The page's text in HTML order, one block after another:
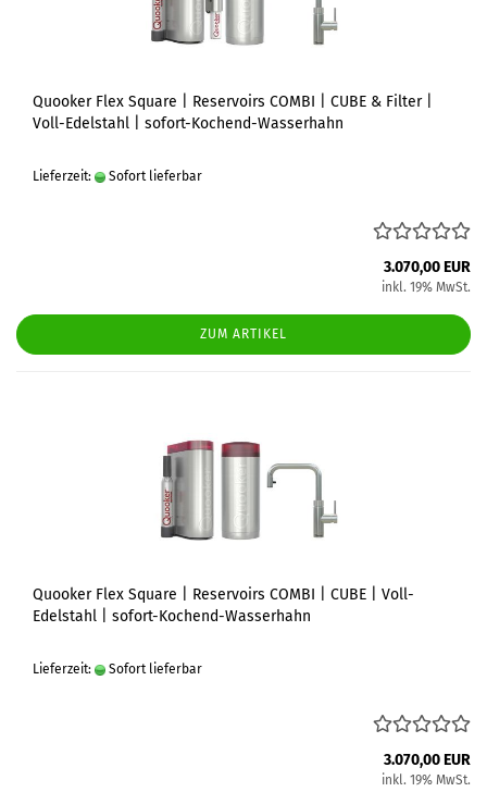
Quooker Flex Square | Reservoirs COMBI | CUBE & Filter |
Voll-Edelstahl | sofort-Kochend-Wasserhahn
Lieferzeit: Sofort lieferbar
3.070,00 EUR
inkl. 19% MwSt.
ZUM ARTIKEL
Quooker Flex Square | Reservoirs COMBI | CUBE | Voll-
Edelstahl | sofort-Kochend-Wasserhahn
Lieferzeit: Sofort lieferbar
3.070,00 EUR
inkl. 19% MwSt.